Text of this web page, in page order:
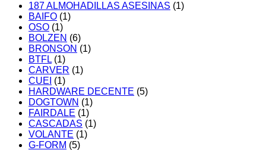
187 ALMOHADILLAS ASESINAS (1)
BAIFO (1)
OSO (1)
BOLZEN (6)
BRONSON (1)
BTFL (1)
CARVER (1)
CUEI (1)
HARDWARE DECENTE (5)
DOGTOWN (1)
FAIRDALE (1)
CASCADAS (1)
VOLANTE (1)
G-FORM (5)